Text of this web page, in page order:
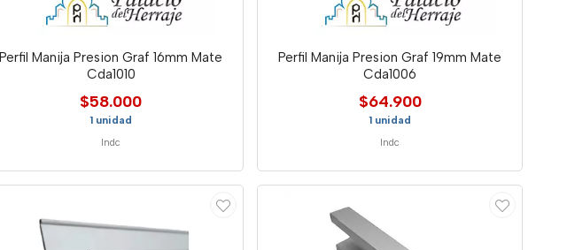
Perfil Manija Presion Graf 16mm Mate
Cda1010
$58.000
1 unidad
Indc
Perfil Manija Presion Graf 19mm Mate
Cda1006
$64.900
1 unidad
Indc